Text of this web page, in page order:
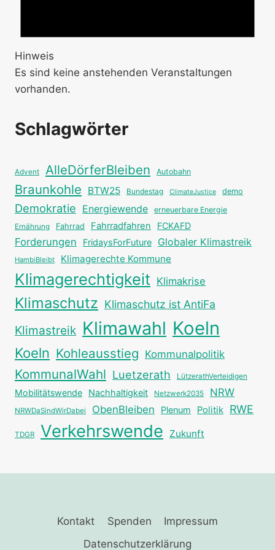
Hinweis
Es sind keine anstehenden Veranstaltungen
vorhanden.
Schlagwörter
Advent AlleDörferBleiben Autobahn
Braunkohle BTW25 Bundestag ClimateJustice demo
Demokratie Energiewende erneuerbare Energie
Ernährung Fahrrad Fahrradfahren FCKAFD
Forderungen FridaysForFuture Globaler Klimastreik
HambiBleibt Klimagerechte Kommune
Klimagerechtigkeit Klimakrise
Klimaschutz Klimaschutz ist AntiFa
Klimastreik Klimawahl Koeln
Koeln Kohleausstieg Kommunalpolitik
KommunalWahl Luetzerath LützerathVerteidigen
Mobilitätswende Nachhaltigkeit Netzwerk2035 NRW
NRWDaSindWirDabei ObenBleiben Plenum Politik RWE
TDGR Verkehrswende Zukunft
Kontakt Spenden
Impressum
Datenschutzerklärung